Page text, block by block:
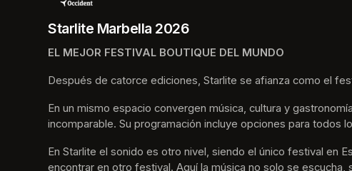
Starlite Marbella 2026
EL MEJOR FESTIVAL BOUTIQUE DEL MUNDO
Después de catorce ediciones, Starlite se afianza como el
En un mismo espacio convergen música, cultura y
incomparable. Su programación incluye opciones para todos
En Starlite el sonido es otro nivel, siendo el único festival en
encontrar en otro festival. Aquí la música no solo se escucha,